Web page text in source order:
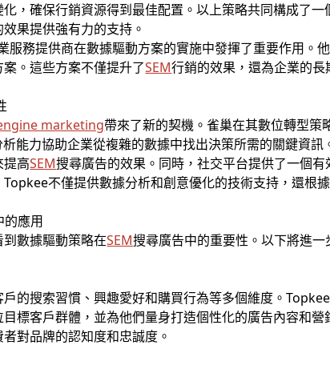
，確保行銷資源得到最佳配置。以上策略共同構成了
果提供強有力的支持。
服務提供商在數據驅動方案的實施中發揮了重要作用。
。這些方案不僅提升了SEM行銷的效果，還為企業的長
marketing帶來了新的契機。雀巢在其數位轉型
能力協助企業從複雜的數據中找出決策所需的關鍵資
提高SEM搜尋廣告的效果。同時，社交平台提供了一個
不僅提供數據分析和創意優化的技術支持，還根
的應用
數據驅動策略在SEM搜尋廣告中的重要性。以下將進
的搜索習慣、興趣愛好和購買行為等多個維度。
標客戶群體，並為他們量身打造個性化的廣告內容和
對品牌的認知度和忠誠度。